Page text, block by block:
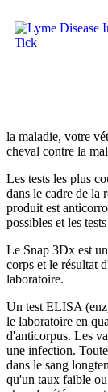
la maladie, votre
cheval contre la
Les tests les plus
dans le cadre de la
produit est
possibles et les
Le Snap 3Dx est
corps et le résultat
laboratoire.
Un test ELISA
le laboratoire en
d'anticorpus. Les
une infection.
dans le sang
qu'un taux faible